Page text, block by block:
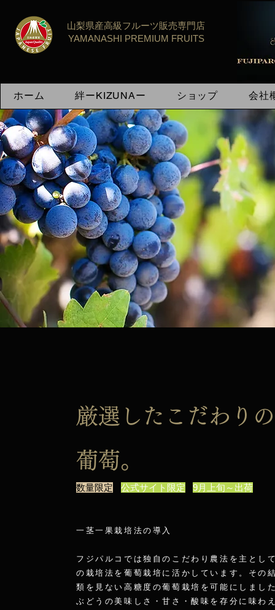
​山梨県産高級フルーツ販売専門店
YAMANASHI PREMIUM FRUIT​S
ホーム 絆ーKIZUNAー ショップ 会社
厳選したこだわりの
​葡萄。
一茎一果栽培法の導入
フジパルコでは独自のこだわり農法を主とし
の栽培法を葡萄栽培に活かしています。その
類を見ない高糖度の葡萄栽培を可能にしまし
ぶどうの美味しさ・甘さ・酸味を存分に味わ
数量限定 公式サイト限定 9月上旬～出荷